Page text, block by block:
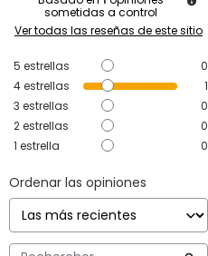
sometidas a control
Ver todas las reseñas de este sitio
5 estrellas
0
4estrellas
1
3 estrellas
0
2estrellas
0
1 estrella 0
Ordenar las opiniones